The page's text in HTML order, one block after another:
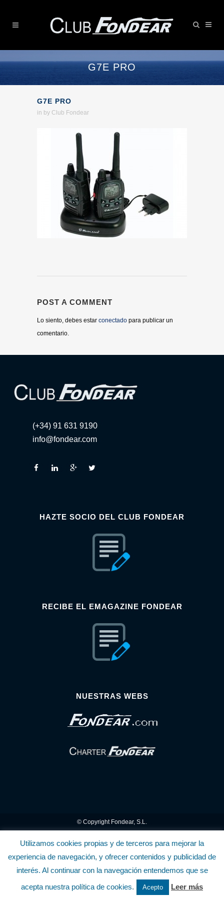
G7E PRO
G7E PRO
in by Club Fondear
POST A COMMENT
Lo siento, debes estar conectado para publicar un
comentario.
(+34) 91 631 9190
info@fondear.com
HAZTE SOCIO DEL CLUB FONDEAR
RECIBE EL EMAGAZINE FONDEAR
NUESTRAS WEBS
© Copyright Fondear, S.L.
Aunque se consideran exactas, declinamos toda responsabilidad sobre la
información y precios inscritos. Estas informaciones no son contractuales.
Política de privacidad y cookies .........................-......................... Política de utilización
Utilizamos cookies propias y de terceros para mejorar la
experiencia de navegación, y ofrecer contenidos y publicidad de
interés. Al continuar con la navegación entendemos que se
acepta nuestra política de cookies.
Acepto Leer más